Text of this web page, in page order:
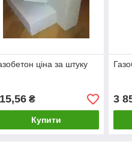
ціна за штуку
₴
Купити
3